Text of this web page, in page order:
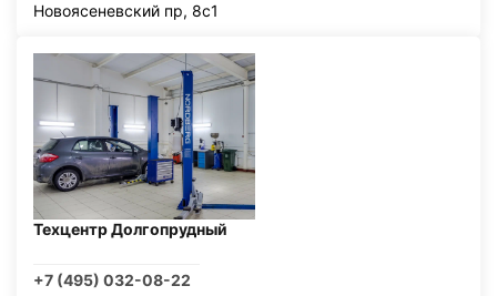
Новоясеневский пр, 8с1
Техцентр Долгопрудный
+7 (495) 032-08-22